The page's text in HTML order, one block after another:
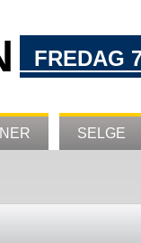
FREDAG
SELGE